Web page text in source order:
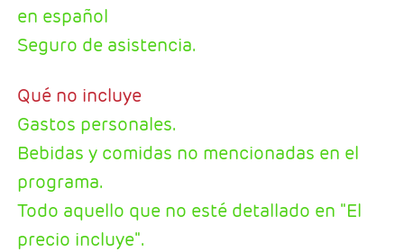
en español
Seguro de asistencia.
Qué no incluye
Gastos personales.
Bebidas y comidas no mencionadas en el
programa.
Todo aquello que no esté detallado en "El
precio incluye".